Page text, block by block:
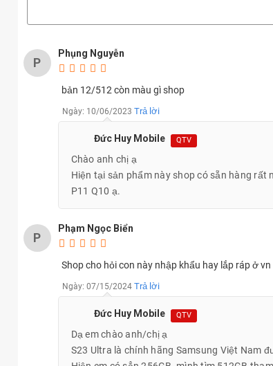
P
Phụng Nguyễn
bản 12/512 còn màu gì shop
Ngày: 10/06/2023 Trả lời
Đức Huy Mobile QTV
Chào anh chị ạ
Hiện tại sản phẩm này shop có sẵn hàng
P11 Q10 ạ.
P
Phạm Ngọc Biển
Shop cho hỏi con này nhập khẩu hay lắp ráp ở vn
Ngày: 07/15/2024 Trả lời
Đức Huy Mobile QTV
Dạ em chào anh/chị ạ
S23 Ultra là chính hãng Samsung Việt Nam